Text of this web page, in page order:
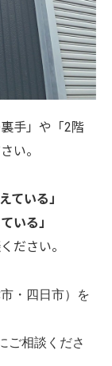
手」や「2階
い。
ている」
いる」
ださい。
・四日市）を
ご相談くださ